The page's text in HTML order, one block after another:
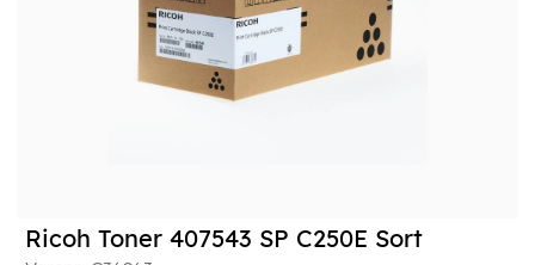
Ricoh Toner 407543 SP C250E Sort